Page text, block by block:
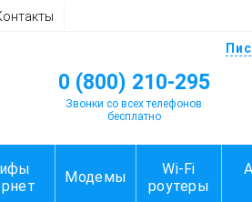
0 (800) 210-295
Звонки со всех телефонов
бесплатно
Модемы
Wi-Fi
роутеры